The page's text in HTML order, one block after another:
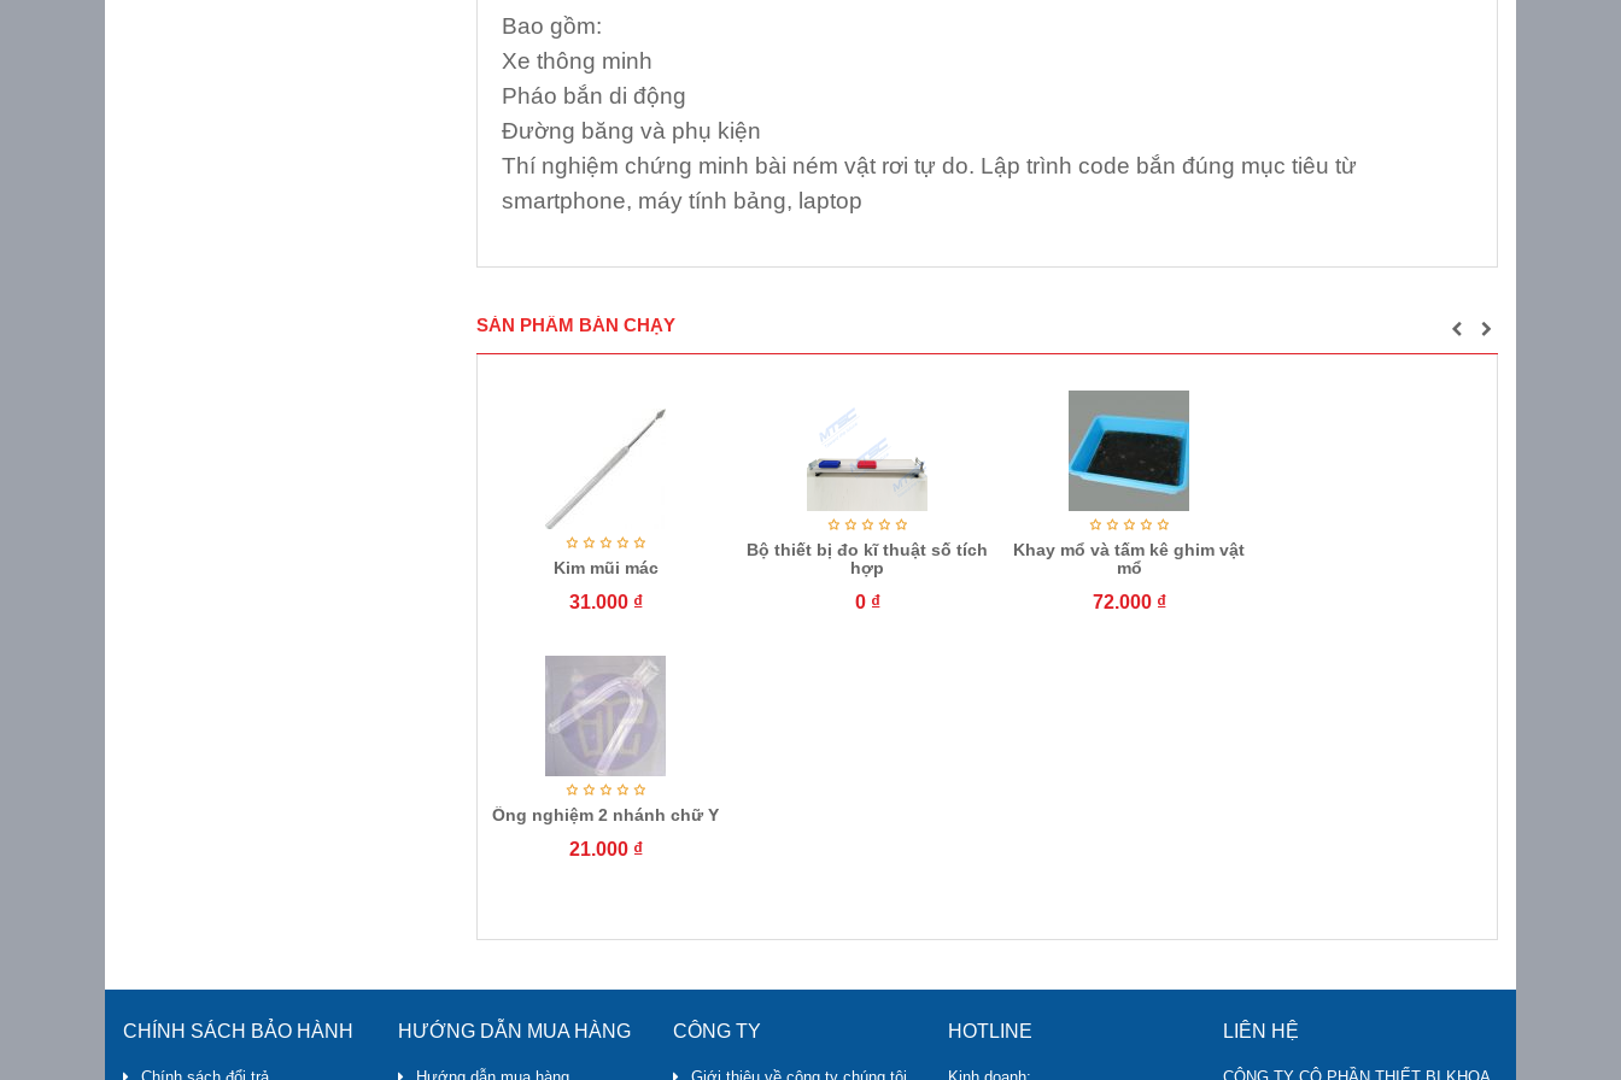
Bao gồm:
Xe thông minh
Pháo bắn di động
Đường băng và phụ kiện
Thí nghiệm chứng minh bài ném vật rơi tự do. Lập trình code bắn đúng mục tiêu từ
smartphone, máy tính bảng, laptop
SẢN PHẨM BÁN CHẠY
Kim mũi mác
31.000 ₫
Bộ thiết bị đo kĩ thuật số tích
hợp
0 ₫
Khay mổ và tấm kê ghim vật
mổ
72.000 ₫
Ống nghiệm 2 nhánh chữ Y
21.000 ₫
CHÍNH SÁCH BẢO HÀNH HƯỚNG DẪN MUA HÀNG CÔNG TY HOTLINE LIÊN HỆ